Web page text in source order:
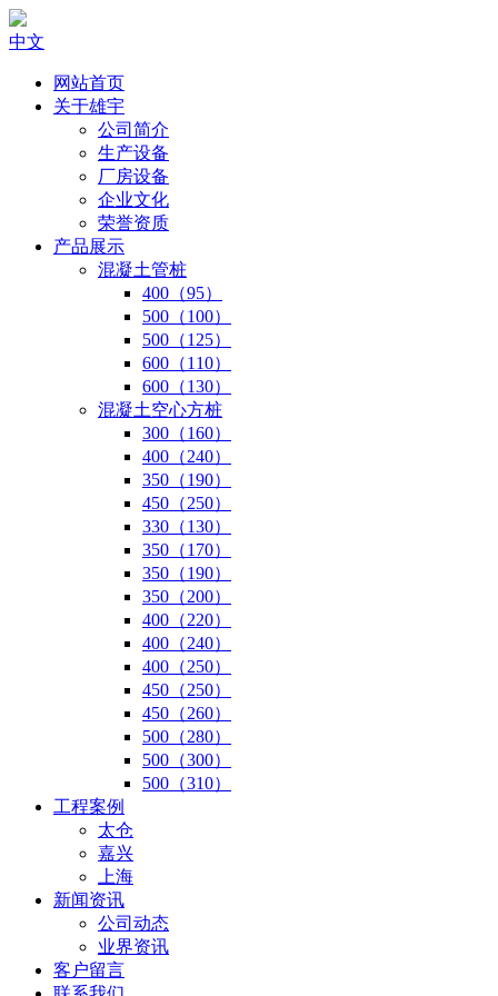
中文
网站首页
关于雄宇
公司简介
生产设备
厂房设备
企业文化
荣誉资质
产品展示
混凝土管桩
400（95）
500（100）
500（125）
600（110）
600（130）
混凝土空心方桩
300（160）
400（240）
350（190）
450（250）
330（130）
350（170）
350（190）
350（200）
400（220）
400（240）
400（250）
450（250）
450（260）
500（280）
500（300）
500（310）
工程案例
太仓
嘉兴
上海
新闻资讯
公司动态
业界资讯
客户留言